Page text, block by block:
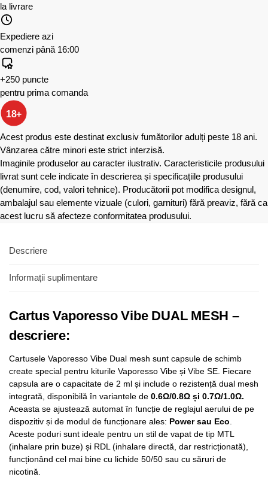
la livrare
Expediere azi
comenzi până 16:00
+250 puncte
pentru prima comanda
18+
Acest produs este destinat exclusiv fumătorilor adulți peste 18 ani.
Vânzarea către minori este strict interzisă.
Imaginile produselor au caracter ilustrativ. Caracteristicile produsului
livrat sunt cele indicate în descrierea și specificațiile produsului
(denumire, cod, valori tehnice). Producătorii pot modifica designul,
ambalajul sau elemente vizuale (culori, garnituri) fără preaviz, fără ca
acest lucru să afecteze conformitatea produsului.
Descriere
Informații suplimentare
Cartus Vaporesso Vibe DUAL MESH –
descriere:
Cartusele Vaporesso Vibe Dual mesh sunt capsule de schimb
create special pentru kiturile Vaporesso Vibe și Vibe SE. Fiecare
capsula are o capacitate de 2 ml și include o rezistență dual mesh
integrată, disponibilă în variantele de 0.6Ω/0.8Ω și 0.7Ω/1.0Ω.
Aceasta se ajustează automat în funcție de reglajul aerului de pe
dispozitiv și de modul de funcționare ales: Power sau Eco.
Aceste poduri sunt ideale pentru un stil de vapat de tip MTL
(inhalare prin buze) și RDL (inhalare directă, dar restricționată),
funcționând cel mai bine cu lichide 50/50 sau cu săruri de
nicotină.